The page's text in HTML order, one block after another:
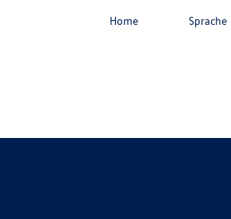
Home Sprache